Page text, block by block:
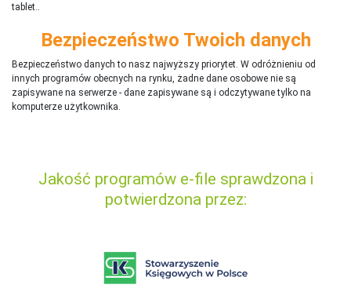
tablet..
Bezpieczeństwo Twoich danych
Bezpieczeństwo danych to nasz najwyższy priorytet. W odróżnieniu od
innych programów obecnych na rynku, żadne dane osobowe nie są
zapisywane na serwerze - dane zapisywane są i odczytywane tylko na
komputerze użytkownika.
Jakość programów e-file sprawdzona i
potwierdzona przez: